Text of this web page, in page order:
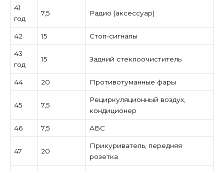
41
год
7,5 Радио (аксессуар)
42 15 Стоп-сигналы
43
год
15 Задний стеклоочиститель
44 20 Противотуманные фары
45 7,5
Рециркуляционный воздух,
кондиционер
46 7,5 АБС
47 20
Прикуриватель, передняя
розетка